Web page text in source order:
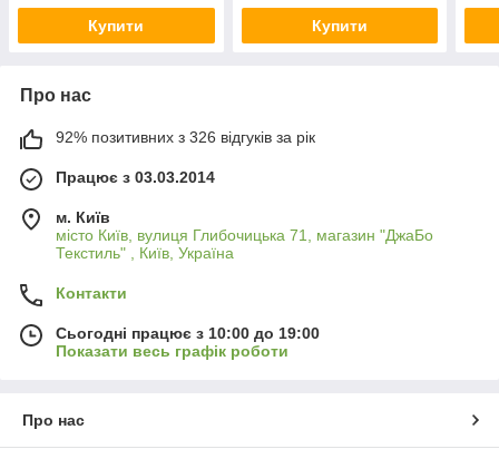
Купити Купити
Про нас
92% позитивних з 326 відгуків за рік
Працює з 03.03.2014
м. Київ
місто Київ, вулиця Глибочицька 71, магазин "ДжаБо
Текстиль" , Київ, Україна
Контакти
Сьогодні працює з 10:00 до 19:00
Показати весь графік роботи
Про нас